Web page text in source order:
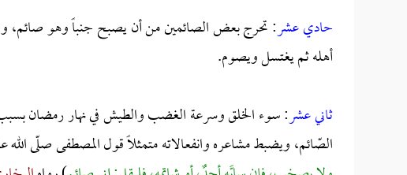
حادي عشر: تحرج بعض الصائمين من أن يصبح جنباً وهو صائم،
أهله ثم يغتسل ويصوم.
ثاني عشر: سوء الخلق وسرعة الغضب والطيش في نهار رمضان
الصّائم، ويضبط مشاعره وانفعالاته متمثلاً قول المصطفى صلّى